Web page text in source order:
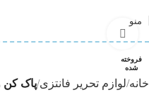
منو
فروخته
شده
خانه لوازم تحریر فانتزی پاک کن